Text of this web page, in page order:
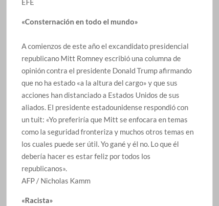
EFE
«Consternación en todo el mundo»
A comienzos de este año el excandidato presidencial
republicano Mitt Romney escribió una columna de
opinión contra el presidente Donald Trump afirmando
que no ha estado «a la altura del cargo» y que sus
acciones han distanciado a Estados Unidos de sus
aliados. El presidente estadounidense respondió con
un tuit: «Yo preferiría que Mitt se enfocara en temas
como la seguridad fronteriza y muchos otros temas en
los cuales puede ser útil. Yo gané y él no. Lo que él
debería hacer es estar feliz por todos los
republicanos».
AFP / Nicholas Kamm
«Racista»